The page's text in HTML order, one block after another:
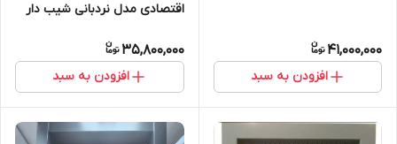
41,000,000
افزودن به سبد
اقتصادی مدل نردبانی شیب دار
35,800,000
افزودن به سبد